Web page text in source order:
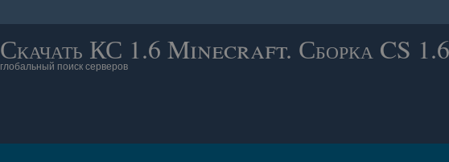
Скачать КС 1.6 Minecraft. Сборка CS 1.6
глобальный поиск серверов